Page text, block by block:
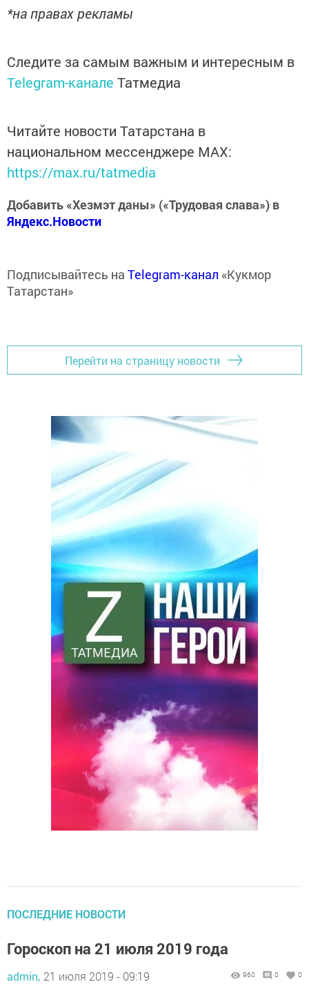
*на правах рекламы
Следите за самым важным и интересным в
Telegram-канале Татмедиа
Читайте новости Татарстана в
национальном мессенджере MАХ:
https://max.ru/tatmedia
Добавить «Хезмэт даны» («Трудовая слава») в
Яндекс.Новости
Подписывайтесь на Telegram-канал «Кукмор
Татарстан»
Перейти на страницу новости
ПОСЛЕДНИЕ НОВОСТИ
Гороскоп на 21 июля 2019 года
admin, 21 июля 2019 - 09:19 960 0 0